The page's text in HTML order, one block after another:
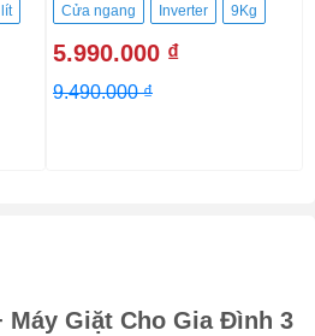
Cửa ngang Inverter 9Kg
5.990.000 ₫
9.490.000 ₫
Máy Giặt Cho Gia Đình 3